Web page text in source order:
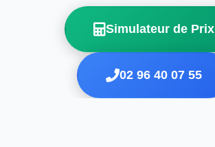
Simulateur de Prix
02 96 40 07 55